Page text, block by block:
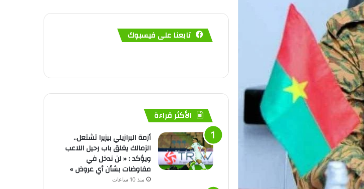
تابعنا على فيسبوك
الأكثر قراءة
أزمة البرازيلي بيزيرا تشتعل..
الزمالك يغلق باب رحيل اللاعب
ويؤكد : « لن ندخل في
مفاوضات بشأن أي عروض »
منذ 10 ساعات